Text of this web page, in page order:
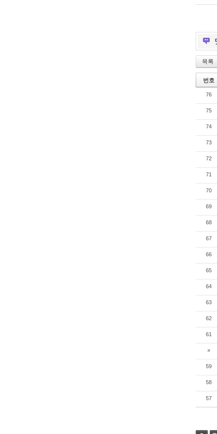
목록
번호
76
75
74
73
72
71
70
69
68
67
66
65
64
63
62
61
»
59
58
57